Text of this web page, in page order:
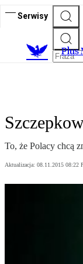
Serwisy
Plus
To, że Polacy chcą
Aktualizacja: 08.11.2015 08:22